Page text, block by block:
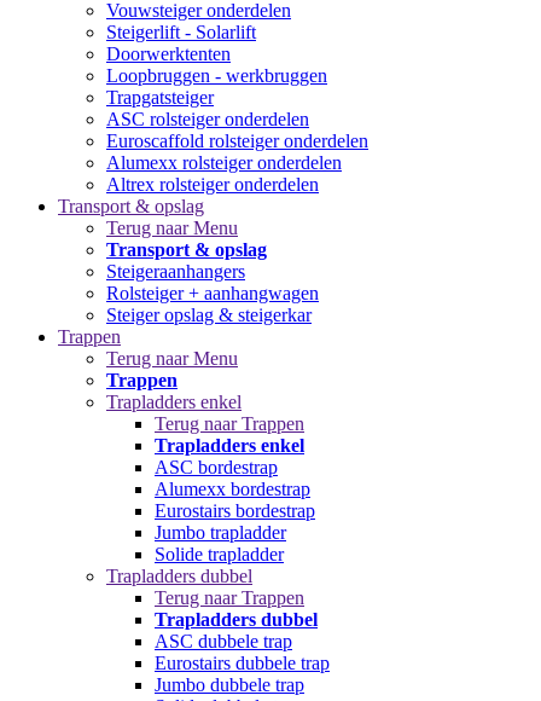
Vouwsteiger onderdelen
Steigerlift - Solarlift
Doorwerktenten
Loopbruggen - werkbruggen
Trapgatsteiger
ASC rolsteiger onderdelen
Euroscaffold rolsteiger onderdelen
Alumexx rolsteiger onderdelen
Altrex rolsteiger onderdelen
Transport & opslag
Terug naar Menu
Transport & opslag
Steigeraanhangers
Rolsteiger + aanhangwagen
Steiger opslag & steigerkar
Trappen
Terug naar Menu
Trappen
Trapladders enkel
Terug naar Trappen
Trapladders enkel
ASC bordestrap
Alumexx bordestrap
Eurostairs bordestrap
Jumbo trapladder
Solide trapladder
Trapladders dubbel
Terug naar Trappen
Trapladders dubbel
ASC dubbele trap
Eurostairs dubbele trap
Jumbo dubbele trap